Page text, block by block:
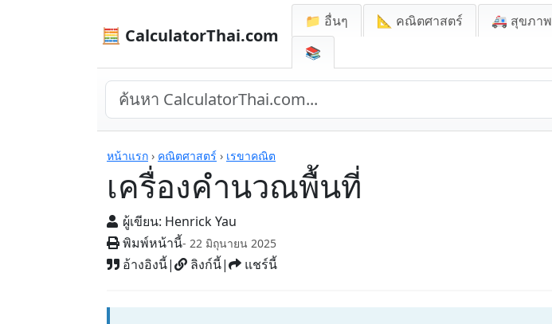
🧮 CalculatorThai.com
📁 อื่นๆ 📐 คณิตศาสตร์ 🚑 สุขภาพ
📚
หน้าแรก › คณิตศาสตร์ › เรขาคณิต
เครื่องคำนวณพื้นที่
ผู้เขียน: Henrick Yau
พิมพ์หน้านี้- 22 มิถุนายน 2025
อ้างอิงนี้| ลิงก์นี้| แชร์นี้
เครื่องคิดเลข